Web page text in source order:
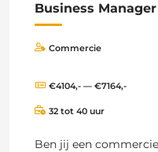
Business Manager
Commercie
€4104,- — €7164,-
32 tot 40 uur
Ben jij een